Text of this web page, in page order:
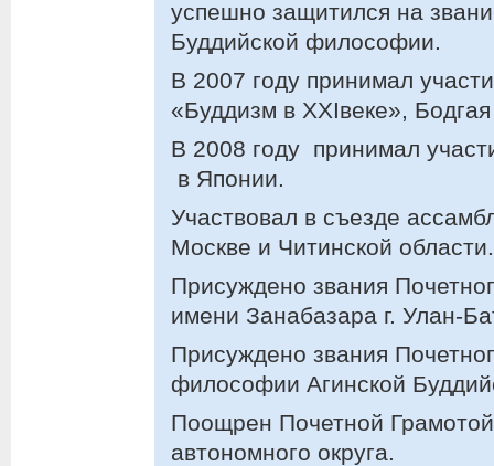
успешно защитился на
Буддийской философии.
В 2007 году принимал
«Буддизм в XXIвеке»,
В 2008 году принимал
в Японии.
Участвовал в съезде
Москве и Читинской области.
Присуждено звания
имени Занабазара г. Улан-
Присуждено звания
философии Агинской
Поощрен Почетной Грамотой
автономного округа.